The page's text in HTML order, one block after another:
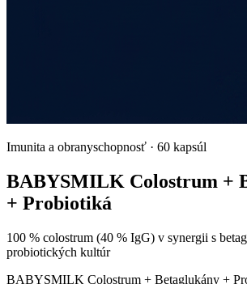
Imunita a obranyschopnosť · 60 kapsúl
BABYSMILK Colostrum +
+ Probiotiká
100 % colostrum (40 % IgG) v synergii s
probiotických kultúr
BABYSMILK Colostrum + Betaglukány +